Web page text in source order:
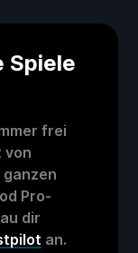
Spiele
frei
von
Pro-
dir
an.